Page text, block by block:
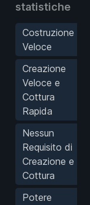
statistiche
Costruzione
Veloce
Creazione
Veloce e
Cottura
Rapida
Nessun
Requisito di
Creazione e
Cottura
Potere